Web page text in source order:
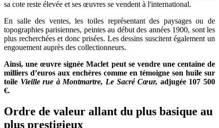
sa cote reste élevée et ses œuvres se vendent à l'international.
En salle des ventes, les toiles représentant des paysages ou de
topographies parisiennes, peintes au début des années 1900, sont les
plus recherchées et donc prisées. Les dessins suscitent également un
engouement auprès des collectionneurs.
Ainsi, une œuvre signée Maclet peut se vendre une centaine de
milliers d’euros aux enchères comme en témoigne son huile sur
toile Vieille rue à Montmartre, Le Sacré Cœur, adjugée 107 500
€.
Ordre de valeur allant du plus basique au
plus prestigieux